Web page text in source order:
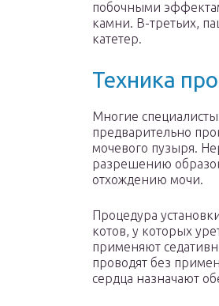
побочными
камни. В-третьих,
катетер.
Техника
Многие
предварительно
мочевого пузыря.
разрешению
отхождению мочи.
Процедура
котов, у которых
применяют
проводят без
сердца назначают